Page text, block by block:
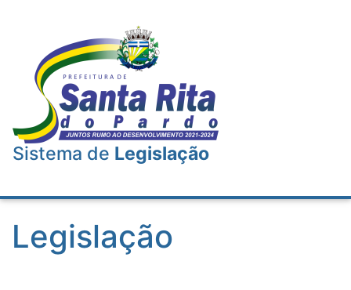
Sistema de Legislação
Legislação